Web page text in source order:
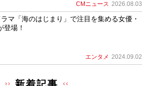
CMニュース 2026.08.03
ラマ「海のはじまり」で注目を集める女優・
登場！
エンタメ 2024.09.02